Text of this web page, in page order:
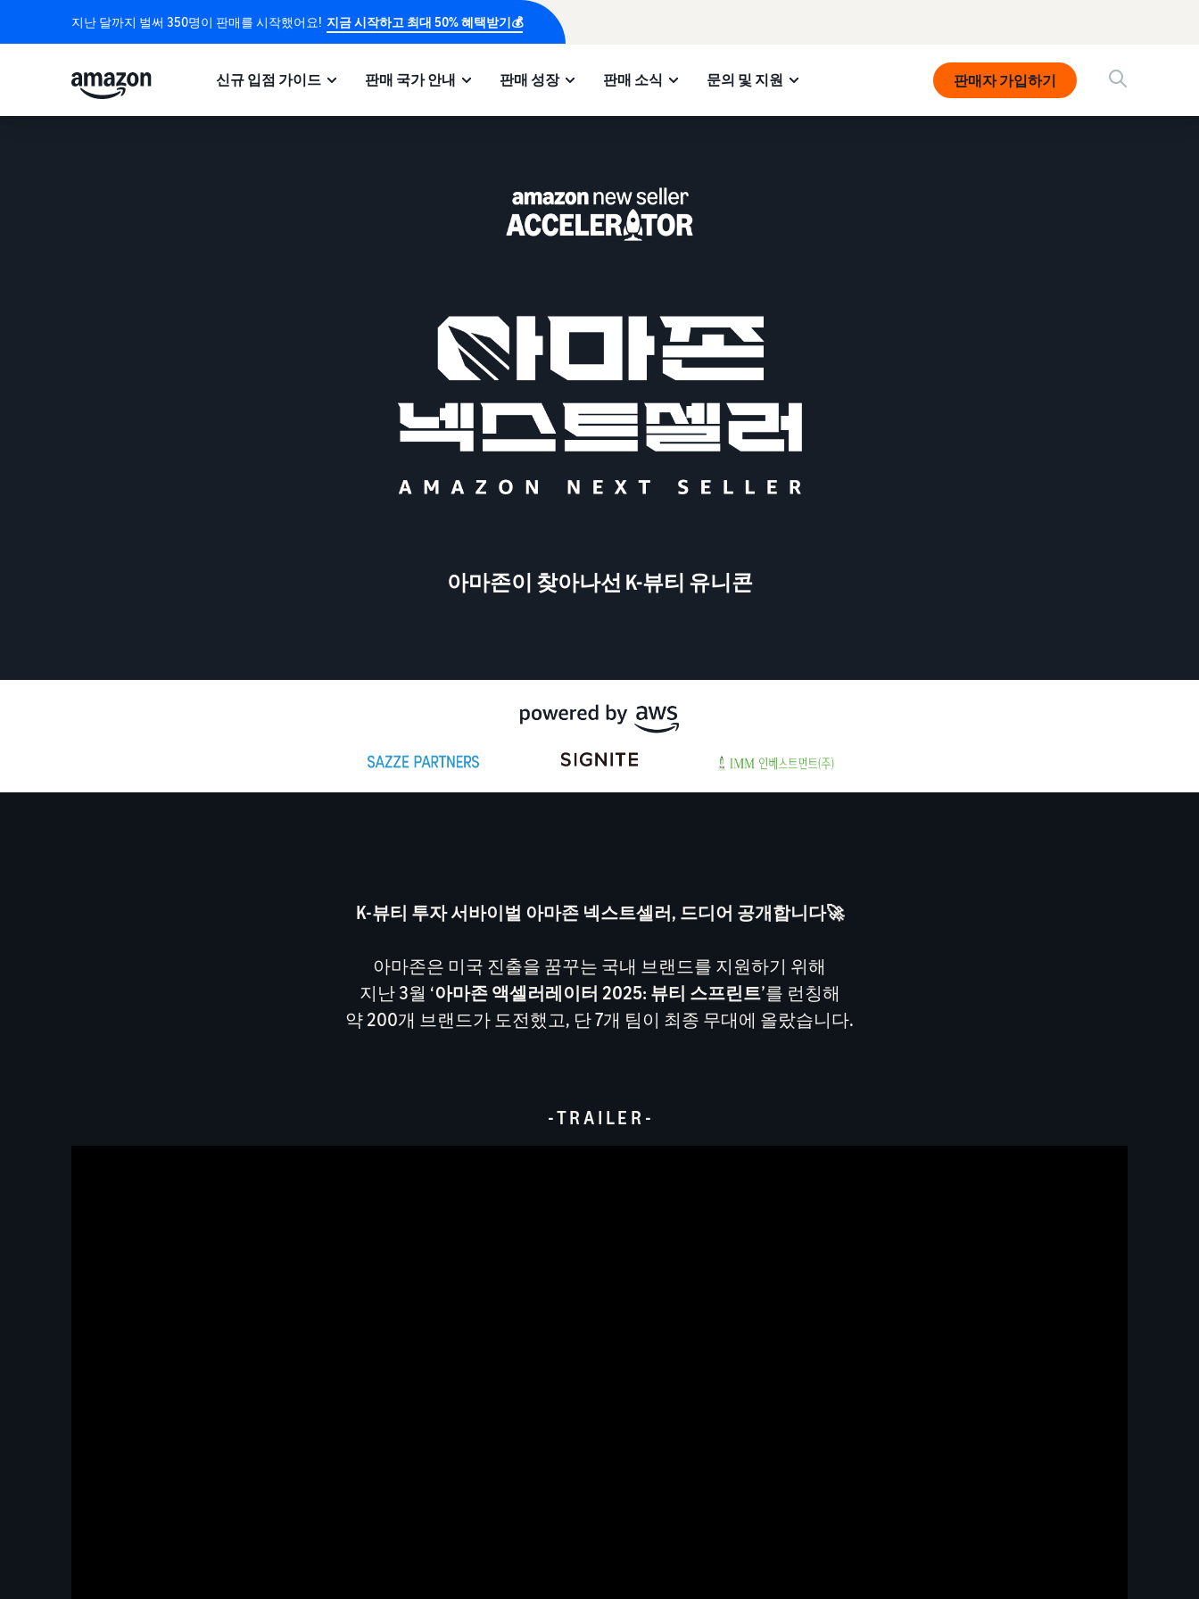
지난 달까지 벌써 350명이 판매를 시작했어요! 지금 시작하고 최대 50% 혜택받기💰
신규 입점 가이드 판매 국가 안내 판매 성장 판매 소식 문의 및 지원 판매자 가입하기
아마존이 찾아나선 K-뷰티 유니콘
K-뷰티 투자 서바이벌 아마존 넥스트셀러, 드디어 공개합니다🚀
아마존은 미국 진출을 꿈꾸는 국내 브랜드를 지원하기 위해
지난 3월 ‘아마존 액셀러레이터 2025: 뷰티 스프린트’를 런칭해
약 200개 브랜드가 도전했고, 단 7개 팀이 최종 무대에 올랐습니다.
- T R A I L E R -